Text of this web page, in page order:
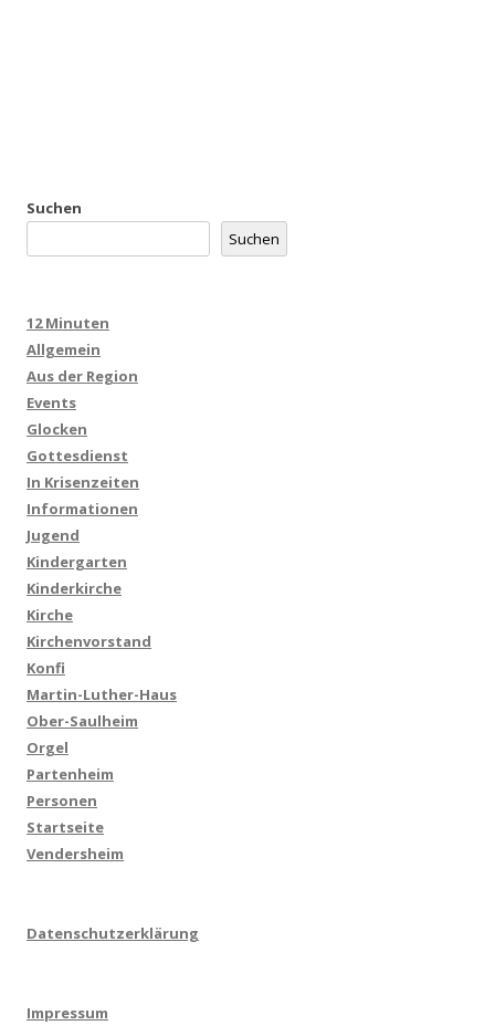
Suchen
Suchen
12 Minuten
Allgemein
Aus der Region
Events
Glocken
Gottesdienst
In Krisenzeiten
Informationen
Jugend
Kindergarten
Kinderkirche
Kirche
Kirchenvorstand
Konfi
Martin-Luther-Haus
Ober-Saulheim
Orgel
Partenheim
Personen
Startseite
Vendersheim
Datenschutzerklärung
Impressum